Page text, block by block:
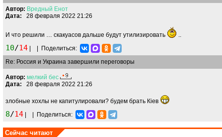
Автор: Вредный Енот
Дата: 28 февраля 2022 21:26
И что решили … скакуасов дальше будут утилизировать ..
10/14
Поделиться:
Re: Россия и Украина завершили переговоры
Автор: мелкий бес
Дата: 28 февраля 2022 21:26
злобные хохлы не капитулировали? будем брать Кiев
8/14 Поделиться:
Сейчас читают